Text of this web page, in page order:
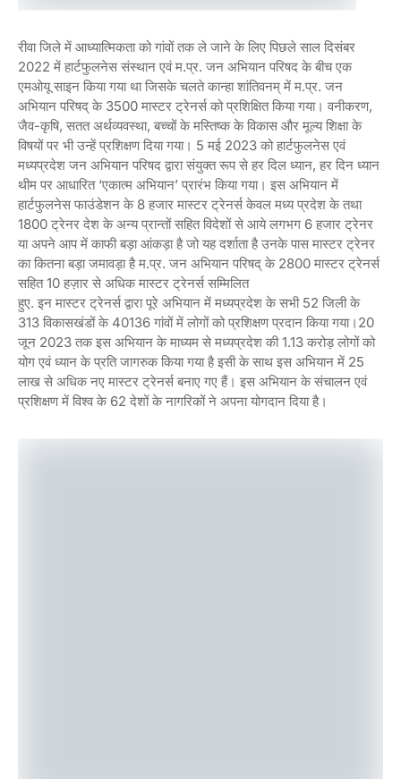
रीवा जिले में आध्यात्मिकता को गांवों तक ले जाने के लिए पिछले साल दिसंबर
2022 में हार्टफुलनेस संस्थान एवं म.प्र. जन अभियान परिषद के बीच एक
एमओयू साइन किया गया था जिसके चलते कान्हा शांतिवनम् में म.प्र. जन
अभियान परिषद् के 3500 मास्टर ट्रेनर्स को प्रशिक्षित किया गया। वनीकरण,
जैव-कृषि, सतत अर्थव्यवस्था, बच्चों के मस्तिष्क के विकास और मूल्य शिक्षा के
विषयों पर भी उन्हें प्रशिक्षण दिया गया। 5 मई 2023 को हार्टफुलनेस एवं
मध्यप्रदेश जन अभियान परिषद द्वारा संयुक्त रूप से हर दिल ध्यान, हर दिन ध्यान
थीम पर आधारित ‘एकात्म अभियान’ प्रारंभ किया गया। इस अभियान में
हार्टफुलनेस फाउंडेशन के 8 हजार मास्टर ट्रेनर्स केवल मध्य प्रदेश के तथा
1800 ट्रेनर देश के अन्य प्रान्तों सहित विदेशों से आये लगभग 6 हजार ट्रेनर
या अपने आप में काफी बड़ा आंकड़ा है जो यह दर्शाता है उनके पास मास्टर ट्रेनर
का कितना बड़ा जमावड़ा है म.प्र. जन अभियान परिषद् के 2800 मास्टर ट्रेनर्स
सहित 10 हज़ार से अधिक मास्टर ट्रेनर्स सम्मिलित
हुए. इन मास्टर ट्रेनर्स द्वारा पूरे अभियान में मध्यप्रदेश के सभी 52 जिली के
313 विकासखंडों के 40136 गांवों में लोगों को प्रशिक्षण प्रदान किया गया।20
जून 2023 तक इस अभियान के माध्यम से मध्यप्रदेश की 1.13 करोड़ लोगों को
योग एवं ध्यान के प्रति जागरुक किया गया है इसी के साथ इस अभियान में 25
लाख से अधिक नए मास्टर ट्रेनर्स बनाए गए हैं। इस अभियान के संचालन एवं
प्रशिक्षण में विश्व के 62 देशों के नागरिकों ने अपना योगदान दिया है।